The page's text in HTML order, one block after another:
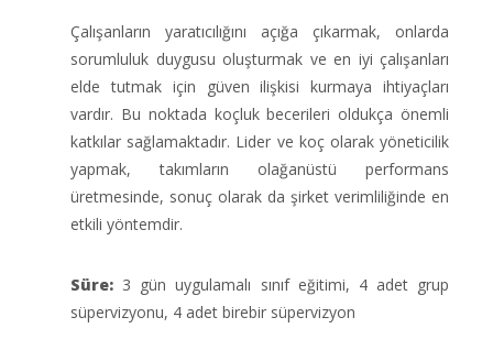
Çalışanların yaratıcılığını açığa çıkarmak, onlarda
sorumluluk duygusu oluşturmak ve en iyi çalışanları
elde tutmak için güven ilişkisi kurmaya ihtiyaçları
vardır. Bu noktada koçluk becerileri oldukça önemli
katkılar sağlamaktadır. Lider ve koç olarak yöneticilik
yapmak, takımların olağanüstü performans
üretmesinde, sonuç olarak da şirket verimliliğinde en
etkili yöntemdir.
Süre: 3 gün uygulamalı sınıf eğitimi, 4 adet grup
süpervizyonu, 4 adet birebir süpervizyon